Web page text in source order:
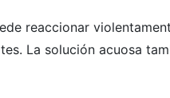
reaccionar
La solución acuosa